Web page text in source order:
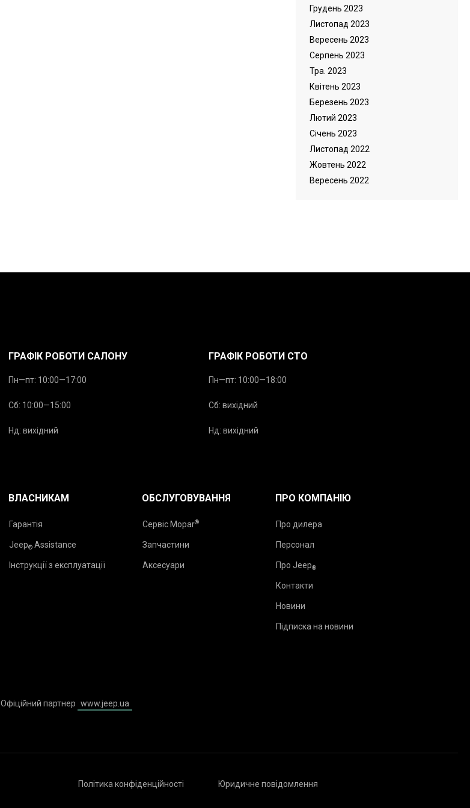
Грудень 2023
Листопад 2023
Вересень 2023
Серпень 2023
Тра. 2023
Квітень 2023
Березень 2023
Лютий 2023
Cічень 2023
Листопад 2022
Жовтень 2022
Вересень 2022
ГРАФІК РОБОТИ САЛОНУ
Пн—пт: 10:00—17:00
Сб: 10:00—15:00
Нд: вихідний
ГРАФІК РОБОТИ СТО
Пн—пт: 10:00—18:00
Сб: вихідний
Нд: вихідний
ВЛАСНИКАМ
Гарантія
Jeep®Assistance
Інструкції з експлуатації
ОБСЛУГОВУВАННЯ
Сервіс Mopar®
Запчастини
Аксесуари
ПРО КОМПАНІЮ
Про дилера
Персонал
Про Jeep®
Контакти
Новини
Підписка на новини
Офіційний партнер www.jeep.ua
Політика конфіденційності Юридичне повідомлення